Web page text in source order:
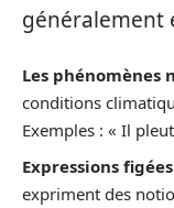
généralement
Les phénomènes
conditions
Exemples : « Il
Expressions
expriment des